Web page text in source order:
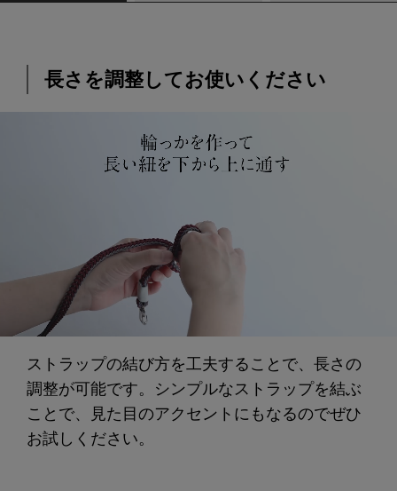
長さを調整してお使いください
ストラップの結び方を工夫することで、長さの
調整が可能です。シンプルなストラップを結ぶ
ことで、見た目のアクセントにもなるのでぜひ
お試しください。